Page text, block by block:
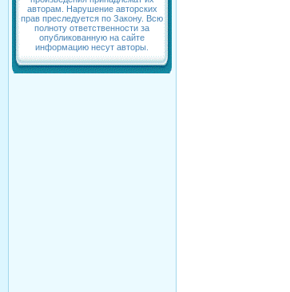
авторам. Нарушение авторских
прав преследуется по Закону. Всю
полноту ответственности за
опубликованную на сайте
информацию несут авторы.